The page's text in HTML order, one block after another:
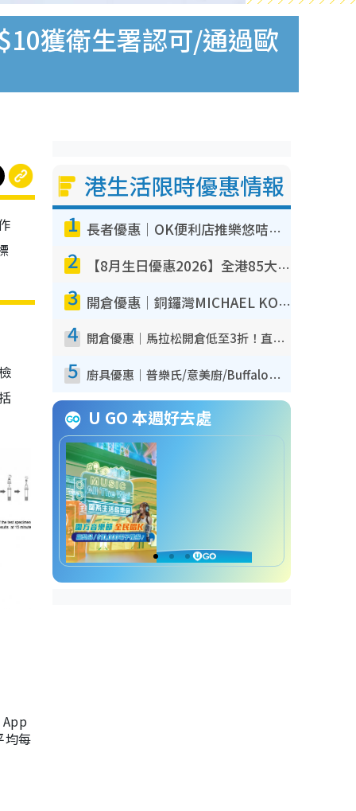
獲衛生署認可/通過歐
均每
港生活限時優惠情報
1 長者優惠｜OK便利店推樂悠咭優惠！買麵包/牛奶/保健品拍卡即減
2 【8月生日優惠2026】全港85大食買玩著數攻略 自助餐/火鍋放題同行免費＋誠品/DONKI送現金券
3 開倉優惠｜銅鑼灣MICHAEL KORS開倉低至17折！直擊$500起買手袋/銀包/鞋款 必買經典Jet Set系列
4 開倉優惠｜馬拉松開倉低至3折！直擊$99起買adidas／New Balance／Puma鞋款 STANLEY保溫杯劈價至$119起
5 廚具優惠｜普樂氏/意美廚/Buffalo廚具低至3折！$89起買煎鍋／炒鑊／個人鍋 同場小家電激減至$99起
U GO 本週好去處